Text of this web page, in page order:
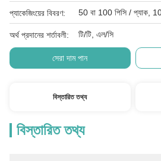
প্যাকেজিংয়ের বিবরণ: 50 বা 100 পিসি / প্যাক,
অর্থ প্রদানের শর্তাবলী: টি/টি, এল/সি
সেরা দাম পান
বিস্তারিত তথ্য
বিস্তারিত তথ্য